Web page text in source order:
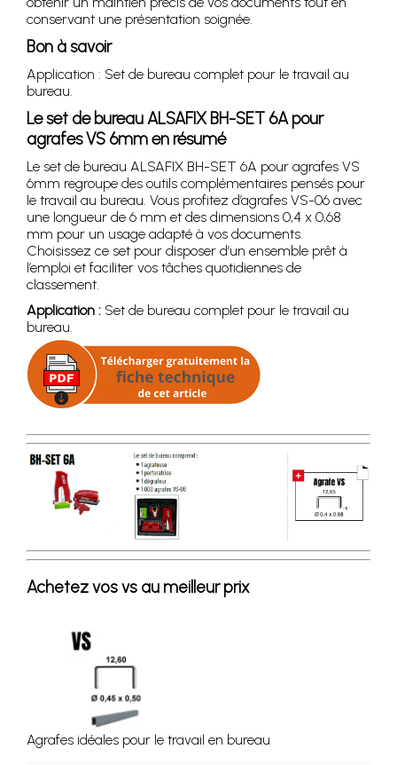
conservant une présentation soignée.
Bon à savoir
Application : Set de bureau complet pour le travail au
bureau.
Le set de bureau ALSAFIX BH-SET 6A pour
agrafes VS 6mm en résumé
Le set de bureau ALSAFIX BH-SET 6A pour agrafes VS
6mm regroupe des outils complémentaires pensés pour
le travail au bureau. Vous profitez d’agrafes VS-06 avec
une longueur de 6 mm et des dimensions 0,4 x 0,68
mm pour un usage adapté à vos documents.
Choisissez ce set pour disposer d’un ensemble prêt à
l’emploi et faciliter vos tâches quotidiennes de
classement.
Application : Set de bureau complet pour le travail au
bureau.
Achetez vos vs au meilleur prix
Agrafes idéales pour le travail en bureau